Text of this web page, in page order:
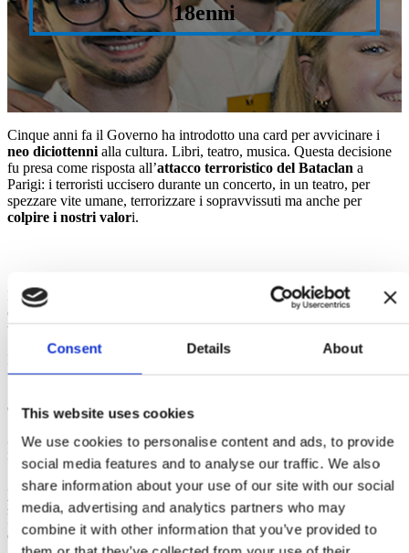
Consent Details About
This website uses cookies
We use cookies to personalise content and ads, to provide
social media features and to analyse our traffic. We also
share information about your use of our site with our social
media, advertising and analytics partners who may
combine it with other information that you’ve provided to
18enni
Cinque anni fa il Governo ha introdotto una card per avvicinare i
neo diciottenni alla cultura. Libri, teatro, musica. Questa decisione
fu presa come risposta all’attacco terroristico del Bataclan a
Parigi: i terroristi uccisero durante un concerto, in un teatro, per
spezzare vite umane, terrorizzare i sopravvissuti ma anche per
colpire i nostri valori.
La 18App in questi anni ha permesso a migliaia di ragazzidi
entrare in libreria, a teatro, nei musei. E noi vogliamo rilanciare e
valorizzare questo strumento sempre di più.
Per questo chiediamo al Governo:
da troppo tempo.
2. Diaumentare i fondi della 18App per i nati nel 2002visto che
mancano 80 milioni nella legge di Bilancio
3. Diallargare l’utilizzo della 18App anche alle versioni
premium dei quotidiani digitaliperché sempre meno italiani
leggono i giornali. E questo è molto triste per la qualità della
democrazia italiana.